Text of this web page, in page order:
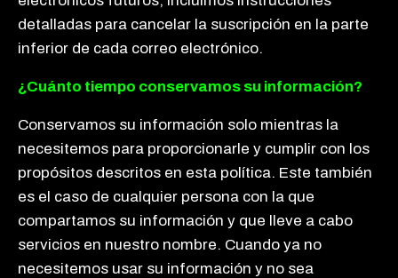
detalladas para cancelar la suscripción en la parte
inferior de cada correo electrónico.
¿Cuánto tiempo conservamos su información?
Conservamos su información solo mientras la
necesitemos para proporcionarle y cumplir con los
propósitos descritos en esta política. Este también
es el caso de cualquier persona con la que
compartamos su información y que lleve a cabo
servicios en nuestro nombre. Cuando ya no
necesitemos usar su información y no sea